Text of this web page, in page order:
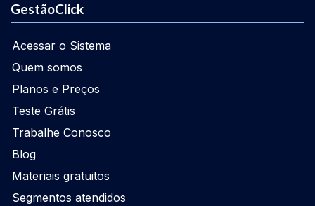
GestãoClick
Acessar o Sistema
Quem somos
Planos e Preços
Teste Grátis
Trabalhe Conosco
Blog
Materiais gratuitos
Segmentos atendidos